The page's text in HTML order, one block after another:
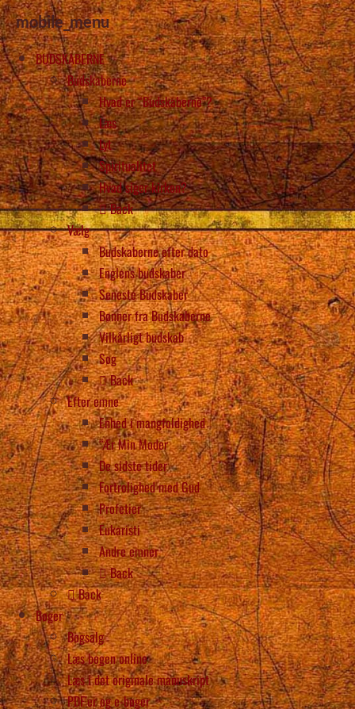
mobile_menu
BUDSKABERNE
Budskaberne
Hvad er “Budskaberne”?
Læs
Lyt
Spiritualitet
Hvad siger kirken?
Back
Vælg
Budskaberne efter dato
Englens budskaber
Seneste Budskaber
Bønner fra Budskaberne
Vilkårligt budskab
Søg
Back
Efter emne
Enhed i mangfoldighed
“Ær Min Moder
De sidste tider
Fortrolighed med Gud
Profetier
Eukaristi
Andre emner
Back
Back
Bøger
Bogsalg
Læs bogen online
Læs i det originale manuskript
PDF’er og e-bøger